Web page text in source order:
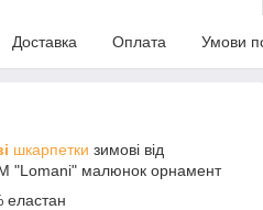
Доставка Оплата Умови
шкарпетки зимові від
"Lomani" малюнок орнамент
еластан